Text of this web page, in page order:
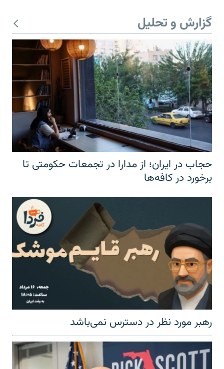
گزارش و تحلیل
حجاب در ایران؛ از مدارا در تجمعات حکومتی تا
برخورد در کافه‌ها
رهبر مورد نظر در دسترس نمی‌باشد